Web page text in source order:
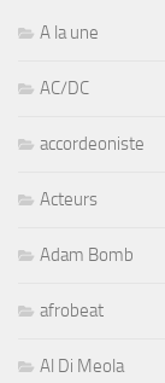
A la une
AC/DC
accordeoniste
Acteurs
Adam Bomb
afrobeat
Al Di Meola